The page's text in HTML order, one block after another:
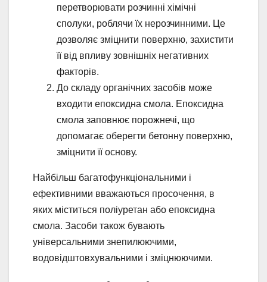
перетворювати розчинні хімічні
сполуки, роблячи їх нерозчинними. Це
дозволяє зміцнити поверхню, захистити
її від впливу зовнішніх негативних
факторів.
До складу органічних засобів може
входити епоксидна смола. Епоксидна
смола заповнює порожнечі, що
допомагає оберегти бетонну поверхню,
зміцнити її основу.
Найбільш багатофункціональними і
ефективними вважаються просочення, в
яких міститься поліуретан або епоксидна
смола. Засоби також бувають
універсальними знепилюючими,
водовідштовхувальними і зміцнюючими.